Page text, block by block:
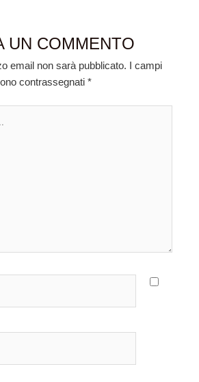
UN COMMENTO
email non sarà pubblicato.
I campi
contrassegnati*